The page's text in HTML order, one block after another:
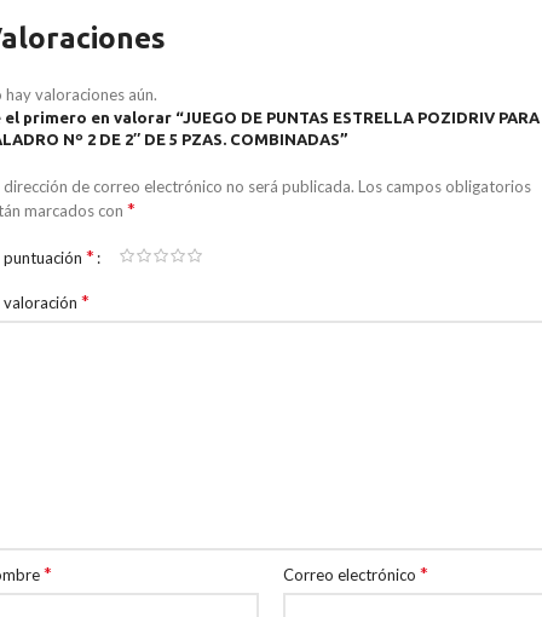
hay valoraciones aún.
el primero en valorar “JUEGO DE PUNTAS ESTRELLA POZIDRIV PARA
Nº 2 DE 2″ DE 5 PZAS. COMBINADAS”
dirección de correo electrónico no será publicada. Los campos obligatorios
marcados con *
puntuación *
valoración *
* Correo electrónico *